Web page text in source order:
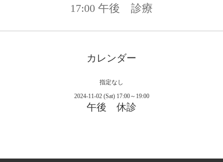
17:00 午後 診療
カレンダー
指定なし
2024-11-02 (Sat) 17:00～19:00
午後 休診